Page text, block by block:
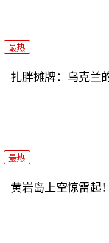
最热
扎胖摊牌：乌克兰
最热
黄岩岛上空惊雷起